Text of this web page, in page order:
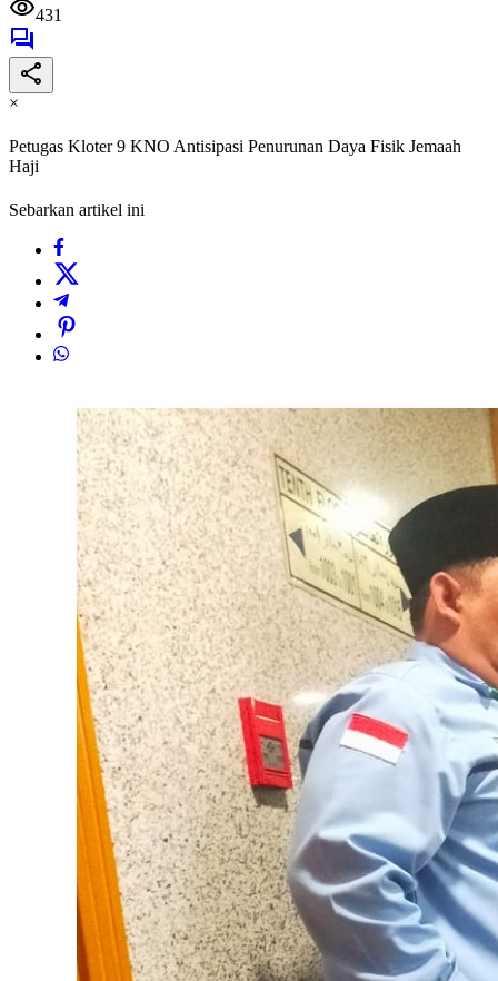
431
×
Petugas Kloter 9 KNO Antisipasi Penurunan Daya Fisik Jemaah
Haji
Sebarkan artikel ini